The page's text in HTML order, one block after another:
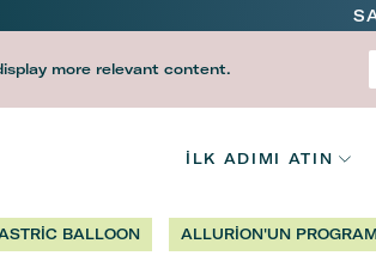
more relevant content.
V2
Main
İLK ADIMI ATIN
BALLOON ALLURION'UN